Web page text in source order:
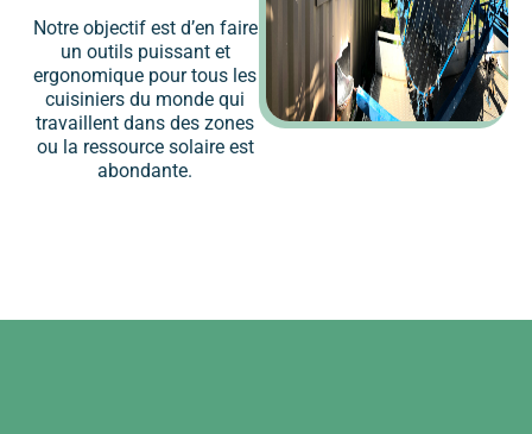
Notre objectif est d’en faire
un outils puissant et
ergonomique pour tous les
cuisiniers du monde qui
travaillent dans des zones
ou la ressource solaire est
abondante.